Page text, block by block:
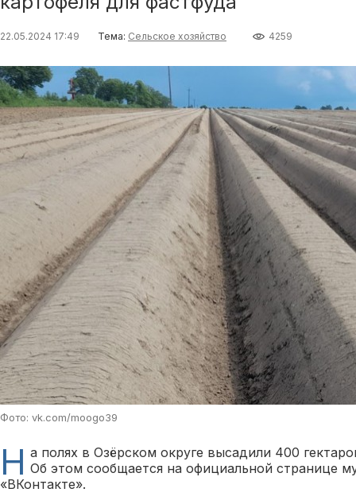
22.05.2024 17:49 Тема: Сельское хозяйство 4259
Фото: vk.com/moogo39
Н а полях в Озёрском округе высадили 400
Об этом сообщается на официальной странице
«ВКонтакте».